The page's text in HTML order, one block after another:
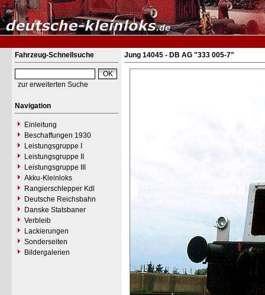
Fahrzeug-Schnellsuche
zur erweiterten Suche
Navigation
Einleitung
Beschaffungen 1930
Leistungsgruppe I
Leistungsgruppe II
Leistungsgruppe III
Akku-Kleinloks
Rangierschlepper Kdl
Deutsche Reichsbahn
Danske Statsbaner
Verbleib
Lackierungen
Sonderseiten
Bildergalerien
Jung 14045 - DB AG "333 005-7"